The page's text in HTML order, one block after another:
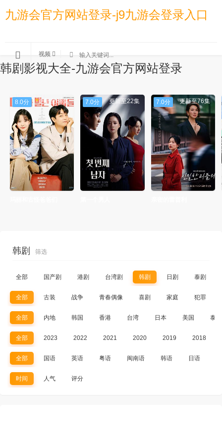
韩剧影视大全-九游会官方网站登录
九游会官方网站登录-j9九游会登录入口
视频
8.0分 更新至68集 7.0分 更新至22集 7.0分 更新至76集
韩剧 筛选
全部 国产剧 港剧 台湾剧 韩剧 日剧 泰剧
全部 古装 战争 青春偶像 喜剧 家庭 犯罪
全部 内地 韩国 香港 台湾 日本 美国 泰国
全部 2023 2022 2021 2020 2019 2018
全部 国语 英语 粤语 闽南语 韩语 日语
时间 人气 评分